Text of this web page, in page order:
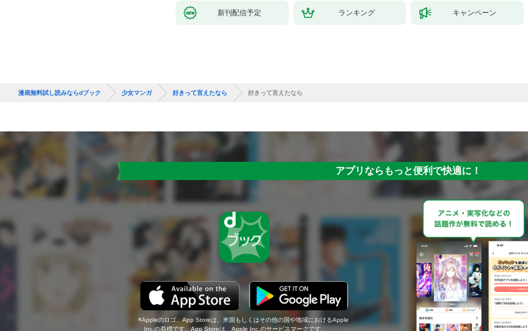
新刊配信予定 ランキング キャンペーン
漫画無料試し読みならdブック 少女マンガ 好きって言えたなら 好きって言えたなら
アプリならもっと便利で快適に！
Appleのロゴ、App Storeは、米国もしくはその他の国や地域におけるApple
Inc.の商標です。App Storeは、Apple Inc.のサービスマークです。